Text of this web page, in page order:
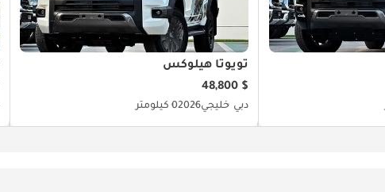
تويوتا هيلوكس
$ 48,800
دبي خليجي20260 كيلومتر